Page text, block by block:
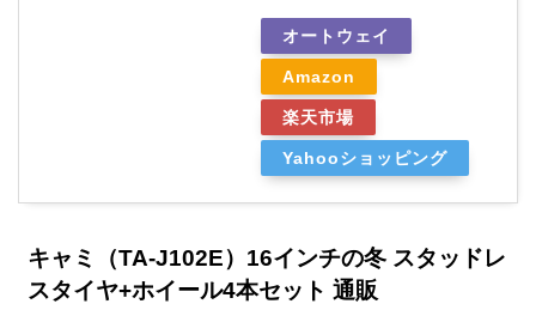
オートウェイ
Amazon
楽天市場
Yahooショッピング
キャミ（TA-J102E）16インチの冬 スタッドレ
スタイヤ+ホイール4本セット 通販